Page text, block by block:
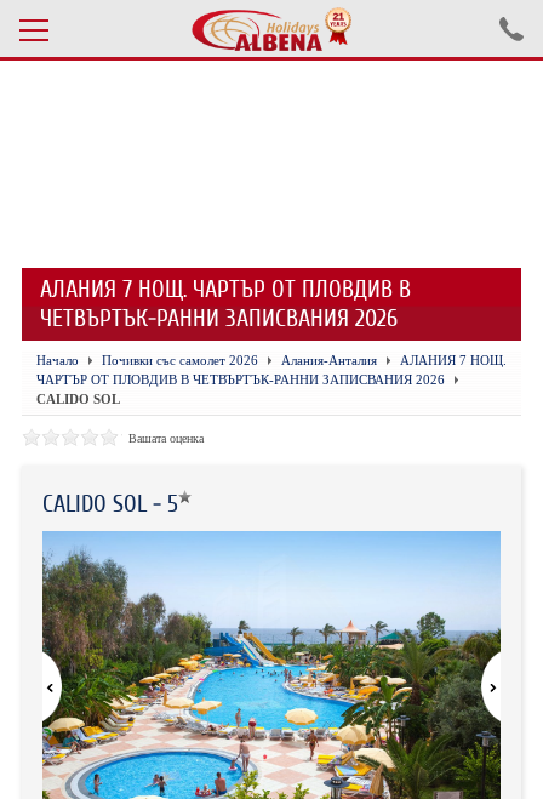
ЕКСКУРЗИИ САМОЛЕТ
ЕКСКУРЗИИ АВТОБУС
БЪЛГАРИЯ
ХОТЕЛИ В ТУРЦИЯ
ТУРЦИЯ С КОЛА
ХОТЕЛИ В ГЪРЦИЯ
НОВА ГОДИНА 2027
ХОТЕЛИ В АЛБАНИЯ
АВТОБУСИ ПОД НАЕМ
ЗА НАС
КОНТАКТИ
АЛАНИЯ 7 НОЩ. ЧАРТЪР ОТ ПЛОВДИВ В
ЧЕТВЪРТЪК-РАННИ ЗАПИСВАНИЯ 2026
Начало Почивки със самолет 2026 Алания-Анталия
АЛАНИЯ 7 НОЩ.
ЧАРТЪР ОТ ПЛОВДИВ В ЧЕТВЪРТЪК-РАННИ ЗАПИСВАНИЯ 2026
CALIDO SOL
Вашата оценка
CALIDO SOL - 5